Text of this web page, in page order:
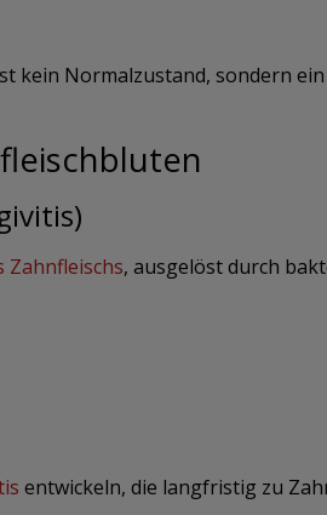
kein Normalzustand, sondern
Zahnfleischs, ausgelöst durch
entwickeln, die langfristig zu